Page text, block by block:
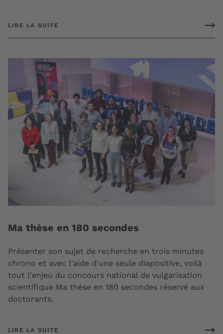
LIRE LA SUITE
Ma thèse en 180 secondes
Présenter son sujet de recherche en trois minutes
chrono et avec l'aide d'une seule diapositive, voilà
tout l'enjeu du concours national de vulgarisation
scientifique Ma thèse en 180 secondes réservé aux
doctorants.
LIRE LA SUITE